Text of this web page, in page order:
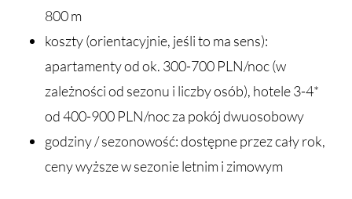
800 m
koszty (orientacyjnie, jeśli to ma sens):
apartamenty od ok. 300-700 PLN/noc (w
zależności od sezonu i liczby osób), hotele 3-4*
od 400-900 PLN/noc za pokój dwuosobowy
godziny / sezonowość: dostępne przez cały rok,
ceny wyższe w sezonie letnim i zimowym